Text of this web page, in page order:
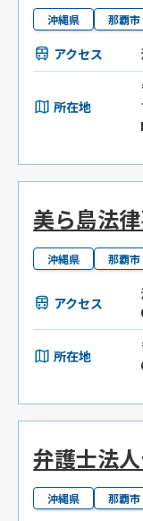
沖縄県 那覇市
アクセス
所在地
美ら島法
沖縄県 那覇市
アクセス
所在地
弁護士法
沖縄県 那覇市